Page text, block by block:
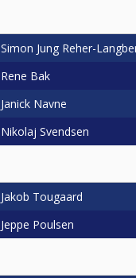
Simon Jung Reher-
Rene Bak
Janick Navne
Nikolaj Svendsen
Jakob Tougaard
Jeppe Poulsen